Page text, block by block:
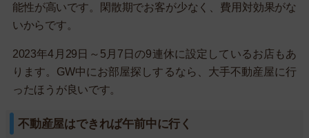
能性が高いです。閑散期でお客が少なく、費用対効果がな
いからです。
2023年4月29日～5月7日の9連休に設定しているお店もあ
ります。GW中にお部屋探しするなら、大手不動産屋に行
ったほうが良いです。
不動産屋はできれば午前中に行く